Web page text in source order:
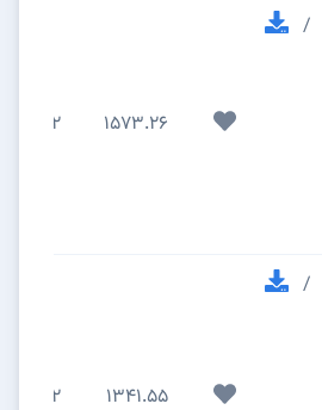
/
1573.26
2
/
1341.55
2